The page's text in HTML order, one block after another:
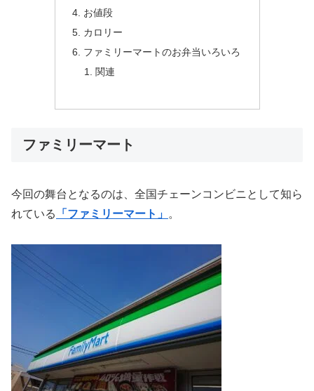
お値段
カロリー
ファミリーマートのお弁当いろいろ
関連
ファミリーマート
今回の舞台となるのは、全国チェーンコンビニとして知ら
れている
「ファミリーマート」 。